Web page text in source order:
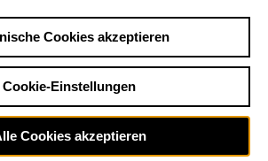
Cookies akzeptieren
Cookie-Einstellungen
Cookies akzeptieren